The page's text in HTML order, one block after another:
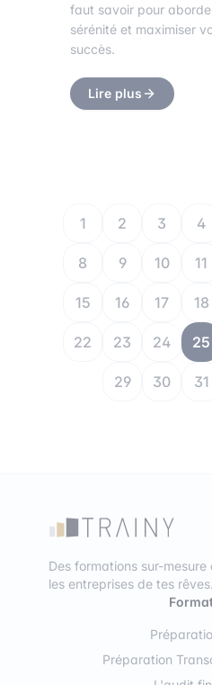
faut savoir pour
sérénité et maximiser
succès.
Lire plus
1 2 3 4
8 9 10 11
15 16 17 18
22 23 24 25
29 30 31
Des formations sur-
les entreprises de tes rêves.
Préparation